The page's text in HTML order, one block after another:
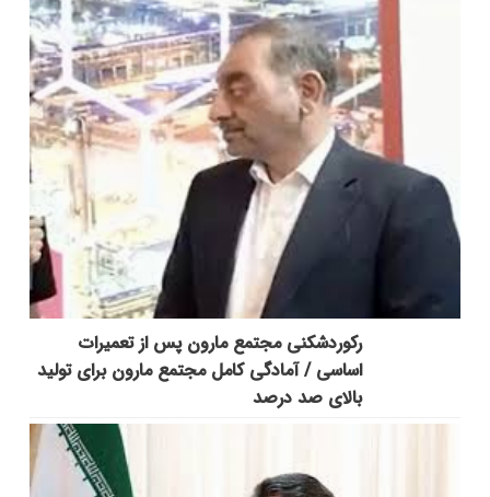
رکوردشکنی مجتمع مارون پس از تعمیرات
اساسی / آمادگی کامل مجتمع مارون برای تولید
بالای صد درصد